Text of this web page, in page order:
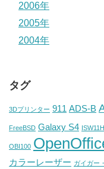
2006年
2005年
2004年
タグ
3Dプリンター 911 ADS-B
FreeBSD Galaxy S4
OBI100
カラーレーザー ガイガー